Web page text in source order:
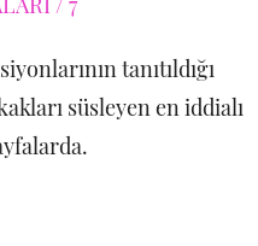
tanıtıldığı
süsleyen en iddialı